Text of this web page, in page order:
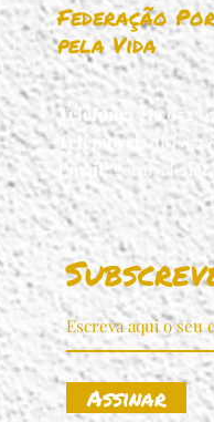
Federação
pela Vida
Telefone:
216 072
Telemovel:
910 871
Email:
Assinar